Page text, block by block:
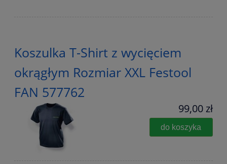
Koszulka T-Shirt z wycięciem
okrągłym Rozmiar XXL Festool
FAN 577762
99,00 zł
do koszyka